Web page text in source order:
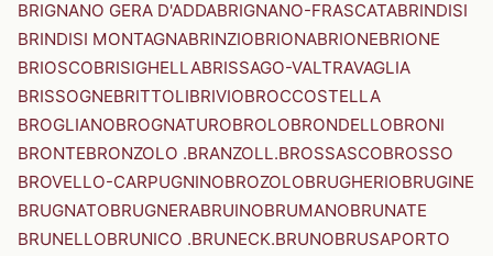
BRIGNANO GERA D'ADDABRIGNANO-FRASCATABRINDISI
BRINDISI MONTAGNABRINZIOBRIONABRIONEBRIONE
BRIOSCOBRISIGHELLABRISSAGO-VALTRAVAGLIA
BRISSOGNEBRITTOLIBRIVIOBROCCOSTELLA
BROGLIANOBROGNATUROBROLOBRONDELLOBRONI
BRONTEBRONZOLO .BRANZOLL.BROSSASCOBROSSO
BROVELLO-CARPUGNINOBROZOLOBRUGHERIOBRUGINE
BRUGNATOBRUGNERABRUINOBRUMANOBRUNATE
BRUNELLOBRUNICO .BRUNECK.BRUNOBRUSAPORTO